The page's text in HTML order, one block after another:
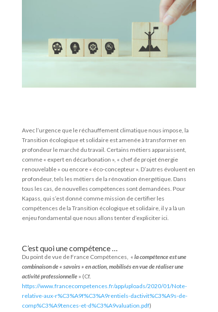
Avec l’urgence que le réchauffement climatique nous impose, la
Transition écologique et solidaire est amenée à transformer en
profondeur le marché du travail. Certains métiers apparaissent,
comme « expert en décarbonation », « chef de projet énergie
renouvelable » ou encore « éco-concepteur ». D’autres évoluent en
profondeur, tels les métiers de la rénovation énergétique. Dans
tous les cas, de nouvelles compétences sont demandées. Pour
Kapass, qui s’est donné comme mission de certifier les
compétences de la Transition écologique et solidaire, il y a là un
enjeu fondamental que nous allons tenter d’expliciter ici.
C’est quoi une compétence …
Du point de vue de France Compétences, « la compétence est une
combinaison de « savoirs » en action, mobilisés en vue de réaliser une
activité professionnelle » (Cf.
https://www.francecompetences.fr/app/uploads/2020/01/Note-
relative-aux-r%C3%A9f%C3%A9rentiels-dactivit%C3%A9s-de-
comp%C3%A9tences-et-d%C3%A9valuation.pdf)